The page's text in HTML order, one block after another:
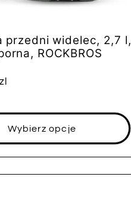
przedni widelec, 2,7 l,
ROCKBROS
Wybierz opcje